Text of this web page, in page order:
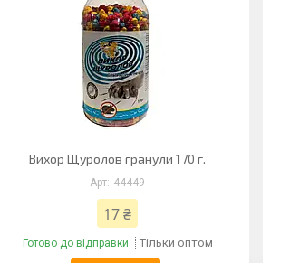
Вихор Щуролов гранули 170 г.
44449
17 ₴
Готово до відправки Тільки оптом